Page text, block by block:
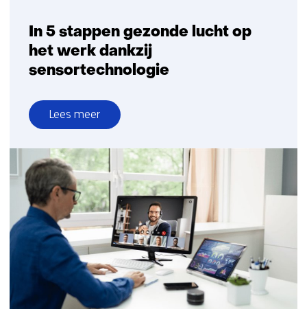
In 5 stappen gezonde lucht op
het werk dankzij
sensortechnologie
Lees meer
over
In
5
stappen
gezonde
lucht
op
het
werk
dankzij
sensortechnologie